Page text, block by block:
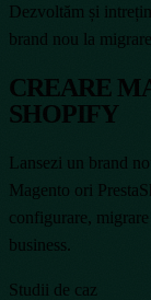
Dezvoltăm și
brand nou la
CREARE
SHOPIFY
Lansezi un brand
Magento ori
configurare,
business.
Studii de caz